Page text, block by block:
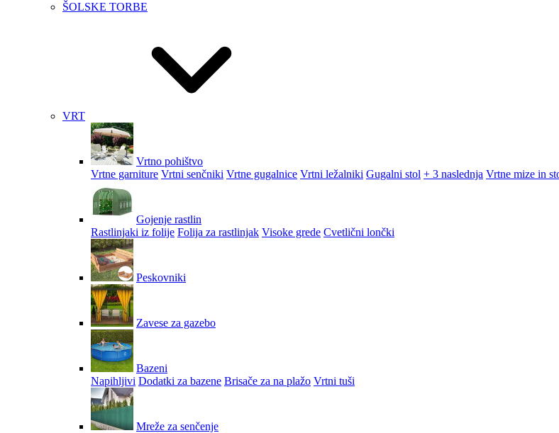
ŠOLSKE TORBE
VRT
Vrtno pohištvo
Vrtne garniture Vrtni senčniki Vrtne gugalnice Vrtni ležalniki Gugalni stol + 3 naslednja Vrtne mize in
Gojenje rastlin
Rastlinjaki iz folije Folija za rastlinjak Visoke grede Cvetlični lončki
Peskovniki
Zavese za gazebo
Bazeni
Napihljivi Dodatki za bazene Brisače za na plažo Vrtni tuši
Mreže za senčenje